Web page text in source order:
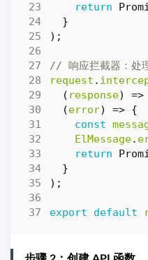
return
}
);
request .
( response) =>
(error) => {
const
ElMessage.
return
}
);
export default